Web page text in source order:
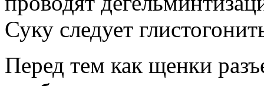
Суку следует
Перед тем как щенки